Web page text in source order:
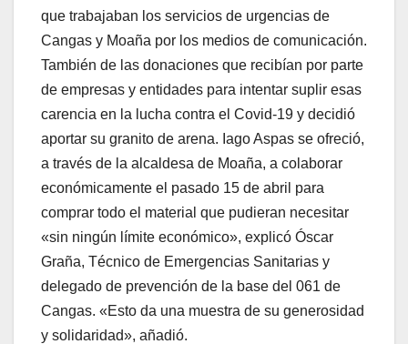
que trabajaban los servicios de urgencias de
Cangas y Moaña por los medios de comunicación.
También de las donaciones que recibían por parte
de empresas y entidades para intentar suplir esas
carencia en la lucha contra el Covid-19 y decidió
aportar su granito de arena. Iago Aspas se ofreció,
a través de la alcaldesa de Moaña, a colaborar
económicamente el pasado 15 de abril para
comprar todo el material que pudieran necesitar
«sin ningún límite económico», explicó Óscar
Graña, Técnico de Emergencias Sanitarias y
delegado de prevención de la base del 061 de
Cangas. «Esto da una muestra de su generosidad
y solidaridad», añadió.